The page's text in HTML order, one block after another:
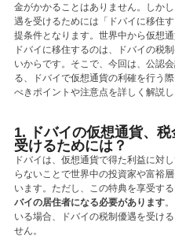
金がかかることはありません。しか
遇を受けるためには「ドバイに移住
提条件となります。世界中から仮想
ドバイに移住するのは、ドバイの税
いからです。そこで、今回は、公認会
る、ドバイで仮想通貨の利確を行う際
べきポイントや注意点を詳しく解説し
1. ドバイの仮想通貨、税
受けるためには？
ドバイは、仮想通貨で得た利益に対
らないことで世界中の投資家や富裕
います。ただし、この特典を享受する
バイの居住者になる必要があります
いる場合、ドバイの税制優遇を受け
せん。